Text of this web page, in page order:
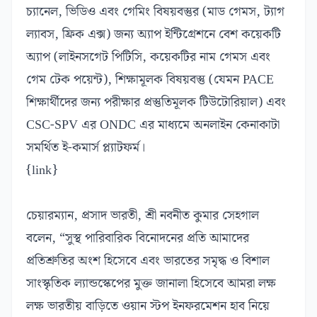
চ্যানেল, ভিডিও এবং গেমিং বিষয়বস্তুর (মাড গেমস, ট্যাগ
ল্যাবস, ফ্রিক এক্স) জন্য অ্যাপ ইন্টিগ্রেশনে বেশ কয়েকটি
অ্যাপ (লাইনসগেট পিটিসি, কয়েকটির নাম গেমস এবং
গেম টেক পয়েন্ট), শিক্ষামূলক বিষয়বস্তু (যেমন PACE
শিক্ষার্থীদের জন্য পরীক্ষার প্রস্তুতিমূলক টিউটোরিয়াল) এবং
CSC-SPV এর ONDC এর মাধ্যমে অনলাইন কেনাকাটা
সমর্থিত ই-কমার্স প্ল্যাটফর্ম।
{link}
চেয়ারম্যান, প্রসাদ ভারতী, শ্রী নবনীত কুমার সেহগাল
বলেন, “সুস্থ পারিবারিক বিনোদনের প্রতি আমাদের
প্রতিশ্রুতির অংশ হিসেবে এবং ভারতের সমৃদ্ধ ও বিশাল
সাংস্কৃতিক ল্যান্ডস্কেপের মুক্ত জানালা হিসেবে আমরা লক্ষ
লক্ষ ভারতীয় বাড়িতে ওয়ান স্টপ ইনফরমেশন হাব নিয়ে